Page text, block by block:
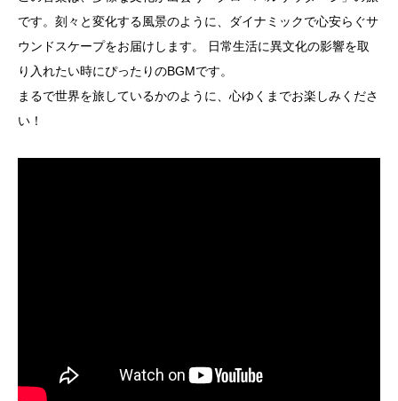
です。刻々と変化する風景のように、ダイナミックで心安らぐサ
ウンドスケープをお届けします。 日常生活に異文化の影響を取
り入れたい時にぴったりのBGMです。
まるで世界を旅しているかのように、心ゆくまでお楽しみくださ
い！